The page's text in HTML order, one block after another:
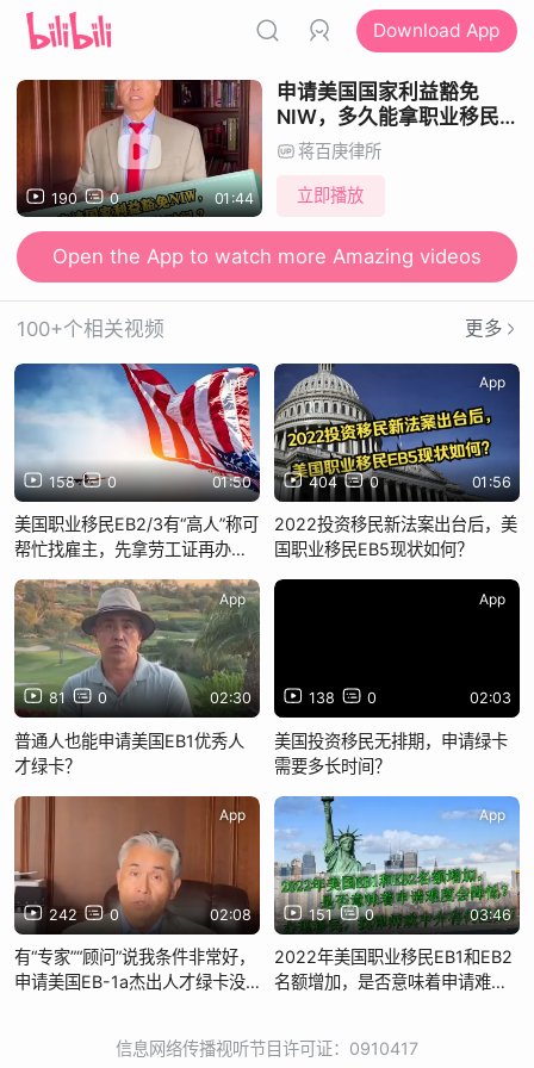
Download App
190 0 01:44
申请美国国家利益豁免
NIW，多久能拿职业移民绿
卡？蒋百庚律所
立即播放
Open the App to watch more Amazing videos
100+个相关视频 更多
158 0 01:50
App
美国职业移民EB2/3有“高人”称可
帮忙找雇主，先拿劳工证再办绿
404 0 01:56
App
2022投资移民新法案出台后，美
国职业移民EB5现状如何？
81 0 02:30
App
普通人也能申请美国EB1优秀人
才绿卡？
138 0 02:03
App
美国投资移民无排期，申请绿卡
需要多长时间？
242 0 02:08
App
有“专家”“顾问”说我条件非常好，
申请美国EB-1a杰出人才绿卡没
151 0 03:46
App
2022年美国职业移民EB1和EB2
名额增加，是否意味着申请难度
信息网络传播视听节目许可证：0910417